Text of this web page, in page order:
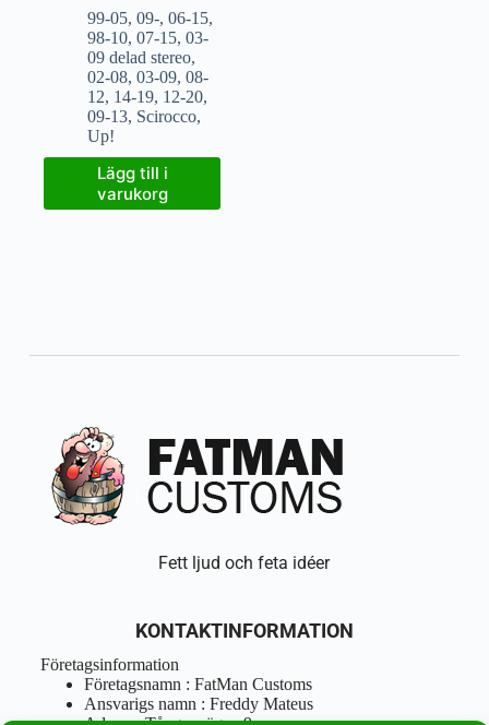
99-05, 09-, 06-15,
98-10, 07-15, 03-
09 delad stereo,
02-08, 03-09, 08-
12, 14-19, 12-20,
09-13, Scirocco,
Up!
Lägg till i
varukorg
Fett ljud och feta idéer
KONTAKTINFORMATION
Företagsinformation
Företagsnamn : FatMan Customs
Ansvarigs namn : Freddy Mateus